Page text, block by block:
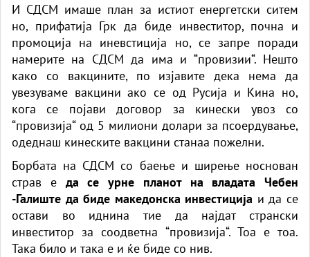
И СДСМ имаше план за истиот енергетски ситем
но, прифатија Грк да биде инвеститор, почна и
промоција на иневстиција но, се запре поради
намерите на СДСМ да има и “провизии“. Нешто
како со вакцините, по изјавите дека нема да
увезуваме вакцини ако се од Русија и Кина но,
кога се појави договор за кинески увоз со
“провизија“ од 5 милиони долари за псоердување,
одеднаш кинеските вакцини станаа пожелни.
Борбата на СДСМ со баење и ширење носнован
страв е да се урне планот на владата Чебен
-Галиште да биде македонска инвестиција и да се
остави во иднина тие да најдат странски
инвеститор за соодветна “провизија“. Тоа е тоа.
Така било и така е и ќе биде со нив.